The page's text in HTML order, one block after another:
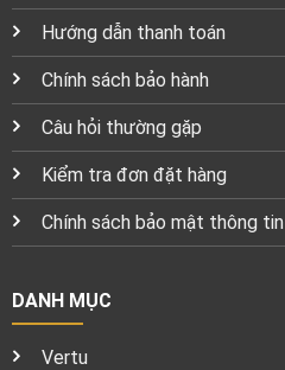
Hướng dẫn thanh toán
Chính sách bảo hành
Câu hỏi thường gặp
Kiểm tra đơn đặt hàng
Chính sách bảo mật thông tin
DANH MỤC
Vertu